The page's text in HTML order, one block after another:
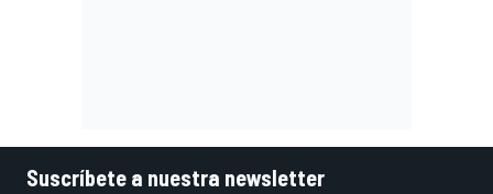
Suscríbete a nuestra newsletter